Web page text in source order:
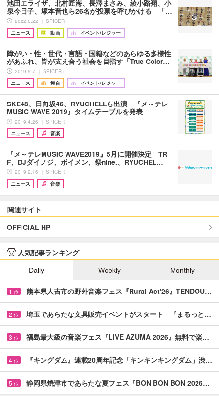
池田エライザ、北村匠海、⻑澤まさみ、綾小路翔、小
泉今日子、塚本晋也ら26名が投票を呼びかける 「…
2022.6.22 ｜ SPICER
ニュース
動画 イベント/レジャー
障がい・性・世代・言語・国籍などのあらゆる多様性
があふれ、皆が支え合う社会を目指す「True Color…
2019.9.7 ｜ SPICER+
ニュース
舞台 イベント/レジャー
SKE48、日向坂46、RYUCHELLら出演 『メ～テレ
MUSIC WAVE 2019』タイムテーブルを発表
2019.4.26 ｜ SPICER
ニュース
音楽
『メ～テレMUSIC WAVE2019』5月に開催決定 TR
F、DJダイノジ、ボイメン、祭nine.、RYUCHEL…
2019.2.16 ｜ SPICER
ニュース
音楽
関連サイト
OFFICIAL HP
人気記事ランキング
Daily
Weekly Monthly
1 位 熊本県人吉市の野外音楽フェス『Rural Act'26』TENDOU…
2 位 埼玉であらたな文具販売イベントがスタート 『まるっと…
3 位 福島最大級の音楽フェス『LIVE AZUMA 2026』無料で楽…
4 位 『キングダム』連載20周年記念「キンキンキングダム」渋…
5 位 静岡県焼津市であらたな夏フェス『BON BON BON 2026…